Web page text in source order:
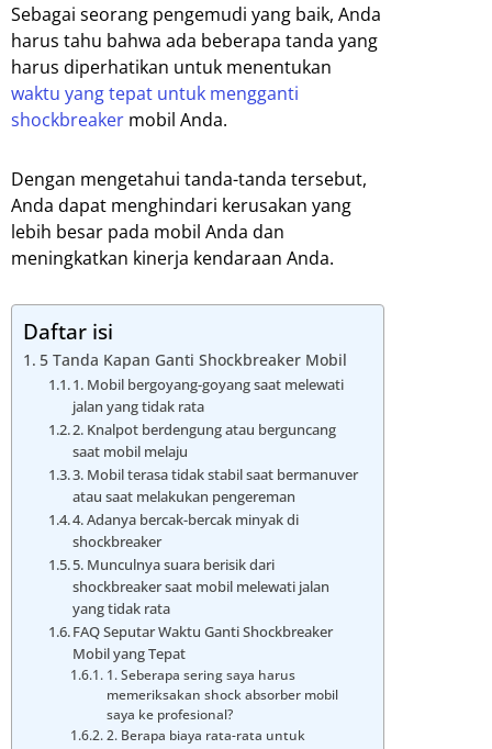
Sebagai seorang pengemudi yang baik, Anda
harus tahu bahwa ada beberapa tanda yang
harus diperhatikan untuk menentukan
waktu yang tepat untuk mengganti
shockbreaker mobil Anda.
Dengan mengetahui tanda-tanda tersebut,
Anda dapat menghindari kerusakan yang
lebih besar pada mobil Anda dan
meningkatkan kinerja kendaraan Anda.
Daftar isi
5 Tanda Kapan Ganti Shockbreaker Mobil
1. Mobil bergoyang-goyang saat melewati
jalan yang tidak rata
2. Knalpot berdengung atau berguncang
saat mobil melaju
3. Mobil terasa tidak stabil saat bermanuver
atau saat melakukan pengereman
4. Adanya bercak-bercak minyak di
shockbreaker
5. Munculnya suara berisik dari
shockbreaker saat mobil melewati jalan
yang tidak rata
FAQ Seputar Waktu Ganti Shockbreaker
Mobil yang Tepat
1. Seberapa sering saya harus
memeriksakan shock absorber mobil
saya ke profesional?
2. Berapa biaya rata-rata untuk